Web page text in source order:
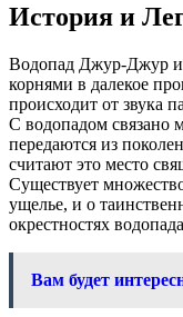
История и
Водопад Джур-Джур
корнями в далекое
происходит от звука
С водопадом связано
передаются из
считают это место
Существует
ущелье, и о
окрестностях
Вам будет